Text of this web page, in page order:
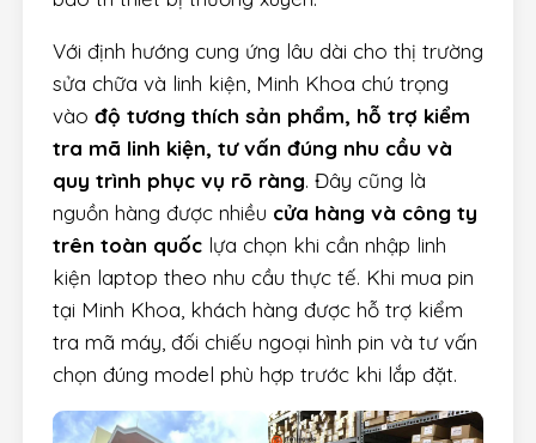
Với định hướng cung ứng lâu dài cho thị trường
sửa chữa và linh kiện, Minh Khoa chú trọng
vào độ tương thích sản phẩm, hỗ trợ kiểm
tra mã linh kiện, tư vấn đúng nhu cầu và
quy trình phục vụ rõ ràng. Đây cũng là
nguồn hàng được nhiều cửa hàng và công ty
trên toàn quốc lựa chọn khi cần nhập linh
kiện laptop theo nhu cầu thực tế. Khi mua pin
tại Minh Khoa, khách hàng được hỗ trợ kiểm
tra mã máy, đối chiếu ngoại hình pin và tư vấn
chọn đúng model phù hợp trước khi lắp đặt.